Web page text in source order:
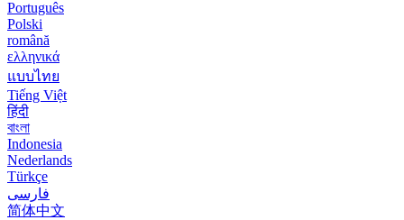
Português
Polski
română
ελληνικά
แบบไทย
Tiếng Việt
हिंदी
বাংলা
Indonesia
Nederlands
Türkçe
فارسی
简体中文